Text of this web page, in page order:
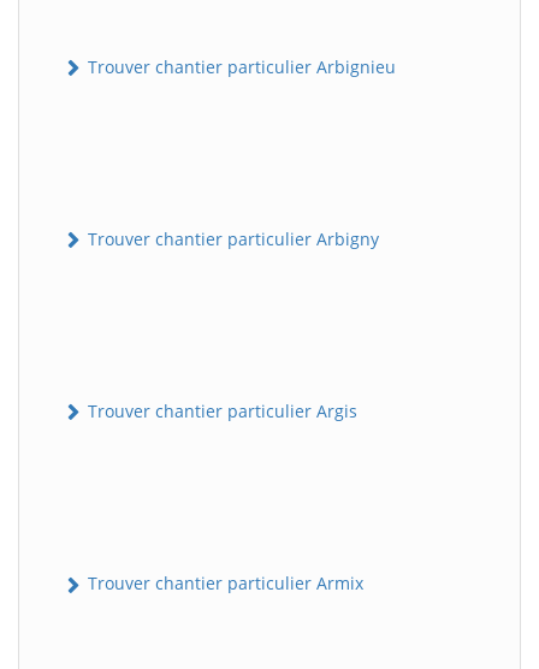
Trouver chantier particulier Arbignieu
Trouver chantier particulier Arbigny
Trouver chantier particulier Argis
Trouver chantier particulier Armix